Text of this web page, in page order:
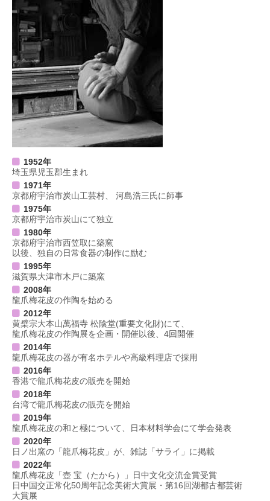
1952年
埼玉県児玉郡生まれ
1971年
京都府宇治市炭山工芸村、 河島浩三氏に師事
1975年
京都府宇治市炭山にて独立
1980年
京都府宇治市西笠取に築窯
以後、独自の日常食器の制作に励む
1995年
滋賀県大津市木戸に築窯
2008年
龍爪梅花皮の作陶を始める
2012年
黄檗宗大本山萬福寺 松陰堂(重要文化財)にて、
龍爪梅花皮の作陶展を企画・開催以後、4回開催
2014年
龍爪梅花皮の器が有名ホテルや高級料理店で採用
2016年
香港で龍爪梅花皮の販売を開始
2018年
台湾で龍爪梅花皮の販売を開始
2019年
龍爪梅花皮の和と極について、日本材料学会にて学会発表
2020年
日ノ出窯の「龍爪梅花皮」が、雑誌「サライ」に掲載
2022年
龍爪梅花皮「壺 宝（たから）」日中文化交流金賞受賞
日中国交正常化50周年記念美術大賞展・第16回湖都古都芸術
大賞展